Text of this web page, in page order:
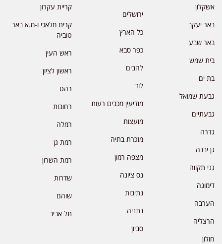
אשקלון
באר יעקב
באר שבע
בית שמש
בת ים
גבעת שמואל
גבעתיים
גדרה
גן יבנה
גני תקווה
דימונה
הערבה
הרצליה
חולון
ירושלים
כל הארץ
כפר סבא
להבים
לוד
מודיעין מכבים רעות
מועצות
מזכרת בתיה
מצפה רמון
נס ציונה
נתיבות
נתניה
סביון
קריית עקרון
קרית מלאכי ו-מ.א באר
טוביה
ראש העין
ראשון לציון
רהט
רחובות
רמלה
רמת גן
רמת השרון
שדרות
שוהם
תל אביב